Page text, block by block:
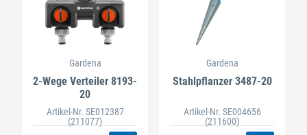
Gardena
2-Wege Verteiler 8193-
20
Artikel-Nr. SE012387
(211077)
Gardena
Stahlpflanzer 3487-20
Artikel-Nr. SE004656
(211600)